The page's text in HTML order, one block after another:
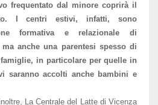
frequentato dal minore coprirà il
I centri estivi, infatti, sono
formativa e relazionale di
anche una parentesi spesso di
in particolare per quelle in
saranno accolti anche bambini e
La Centrale del Latte di Vicenza